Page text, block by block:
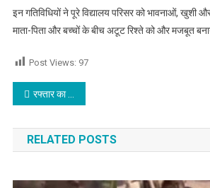
इन गतिविधियों ने पूरे विद्यालय परिसर को भावनाओं, खुशी
माता-पिता और बच्चों के बीच अटूट रिश्ते को और मजबूत
Post Views: 97
Post navigation
रफ्तार का कहर Pickup की टक्कर से स्कूटी सवार युवक की मौत
RELATED POSTS